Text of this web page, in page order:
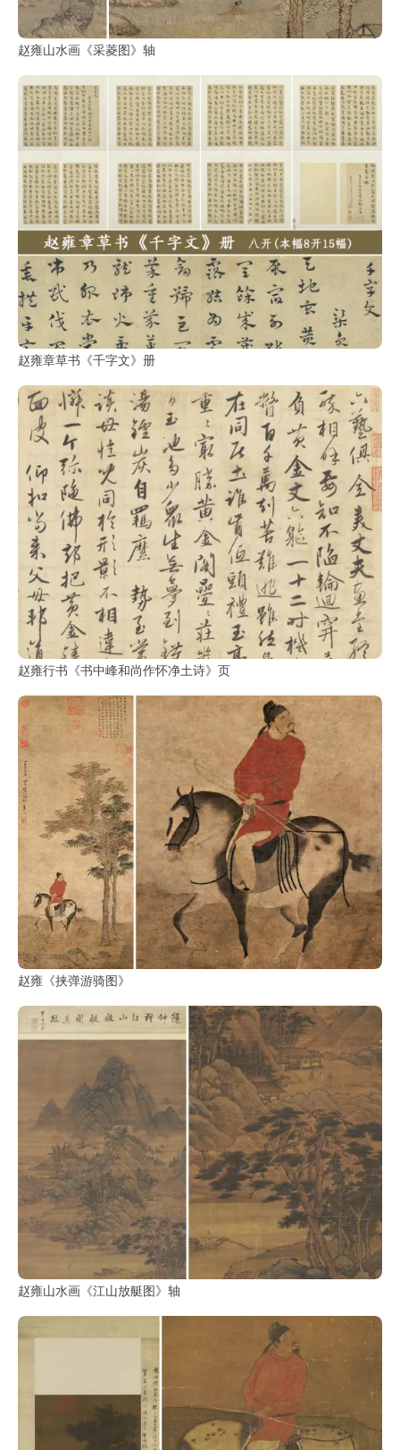
赵雍山水画《采菱图》轴
赵雍章草书《千字文》册
赵雍行书《书中峰和尚作怀净土诗》页
赵雍《挟弹游骑图》
赵雍山水画《江山放艇图》轴
籍
善
本
Ancient
Works
经
部
部
子
部
集
部
工
具
查
询
/
Tool
Query
书
法
查
字
连
带
矢
书
法
印
鉴
查